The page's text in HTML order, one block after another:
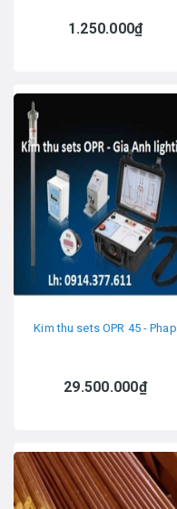
1.250.000₫
Kim thu sets OPR 45 - Phap
29.500.000₫